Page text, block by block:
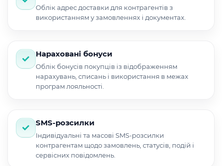
Облік адрес доставки для контрагентів з
використанням у замовленнях і документах.
Нараховані бонуси
Облік бонусів покупців із відображенням
нарахувань, списань і використання в межах
програм лояльності.
SMS-розсилки
Індивідуальні та масові SMS-розсилки
контрагентам щодо замовлень, статусів, подій і
сервісних повідомлень.